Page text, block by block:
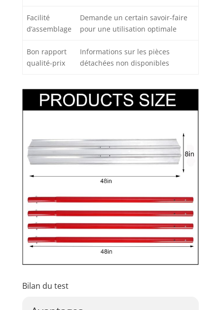
Facilité
d’assemblage
Demande un certain savoir-faire
pour une utilisation optimale
Bon rapport
qualité-prix
Informations sur les pièces
détachées non disponibles
Bilan du test